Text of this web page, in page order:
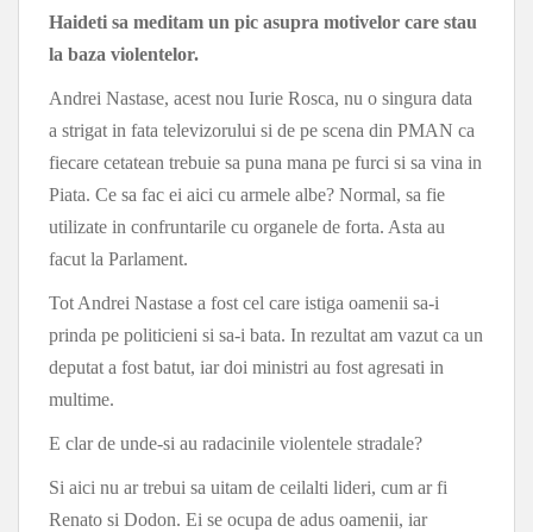
Haideti sa meditam un pic asupra motivelor care stau
la baza violentelor.
Andrei Nastase, acest nou Iurie Rosca, nu o singura data
a strigat in fata televizorului si de pe scena din PMAN ca
fiecare cetatean trebuie sa puna mana pe furci si sa vina in
Piata. Ce sa fac ei aici cu armele albe? Normal, sa fie
utilizate in confruntarile cu organele de forta. Asta au
facut la Parlament.
Tot Andrei Nastase a fost cel care istiga oamenii sa-i
prinda pe politicieni si sa-i bata. In rezultat am vazut ca un
deputat a fost batut, iar doi ministri au fost agresati in
multime.
E clar de unde-si au radacinile violentele stradale?
Si aici nu ar trebui sa uitam de ceilalti lideri, cum ar fi
Renato si Dodon. Ei se ocupa de adus oamenii, iar